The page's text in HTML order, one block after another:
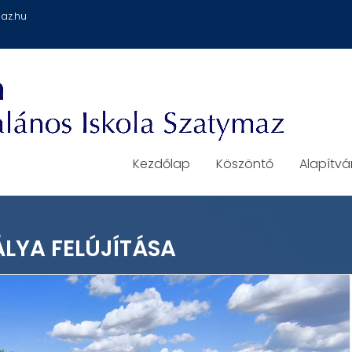
Kezdőlap Köszöntő
FELÚJÍTÁSA